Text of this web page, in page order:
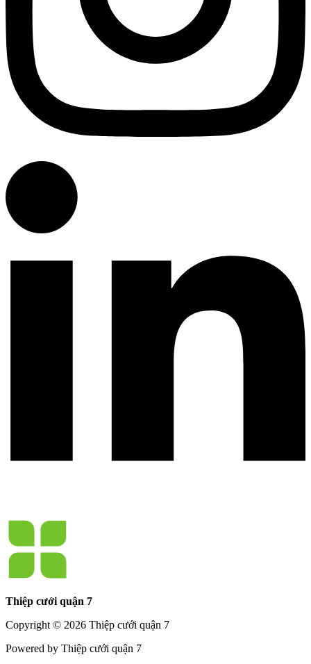
Thiệp cưới quận 7
Copyright © 2026 Thiệp cưới quận 7
Powered by Thiệp cưới quận 7